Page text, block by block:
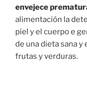
envejece
alimentación la
piel y el cuerpo e
de una dieta sana y
frutas y verduras.